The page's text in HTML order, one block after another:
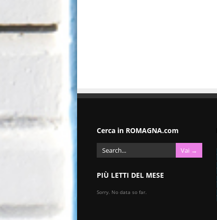
Cerca in ROMAGNA.com
PIÙ LETTI DEL MESE
Sorry. No data so far.